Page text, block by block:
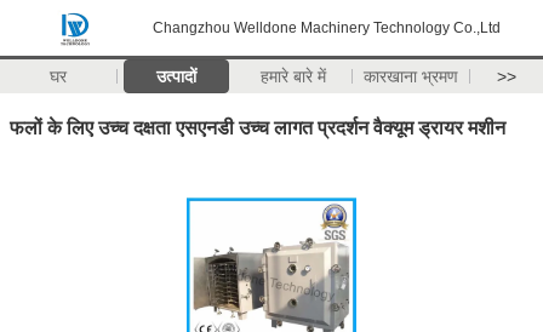
Changzhou Welldone Machinery Technology Co.,Ltd
घर उत्पादों हमारे बारे में कारखाना भ्रमण >>
फलों के लिए उच्च दक्षता एसएनडी उच्च लागत प्रदर्शन वैक्यूम ड्रायर मशीन